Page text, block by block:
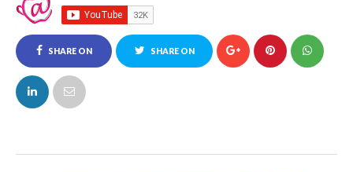
SHARE ON
FACEBOOK
SHARE ON